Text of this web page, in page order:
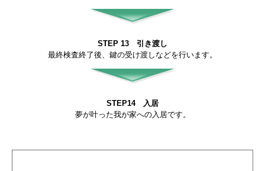
STEP 13 引き渡し
最終検査終了後、鍵の受け渡しなどを行います。
STEP14 入居
夢が叶った我が家への入居です。